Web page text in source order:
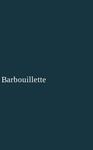
Barbouillette